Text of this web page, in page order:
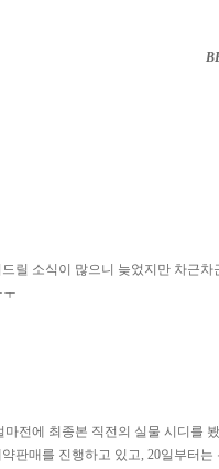
릴 소식이 많으니 늦었지만 차근차
ㅜ
전에 최종본 직전의 실물 시디
판매를 진행하고 있고, 20일부터